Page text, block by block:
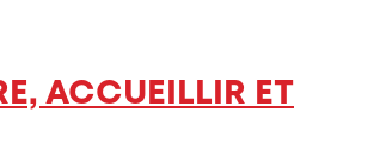
ACCUEILLIR ET